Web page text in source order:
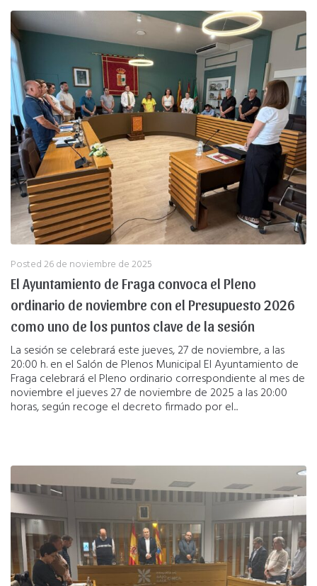
Posted26 de noviembre de 2025
El Ayuntamiento de Fraga convoca el Pleno
ordinario de noviembre con el Presupuesto 2026
como uno de los puntos clave de la sesión
La sesión se celebrará este jueves, 27 de noviembre, a las
20:00 h. en el Salón de Plenos Municipal El Ayuntamiento de
Fraga celebrará el Pleno ordinario correspondiente al mes de
noviembre el jueves 27 de noviembre de 2025 a las 20:00
horas, según recoge el decreto firmado por el...